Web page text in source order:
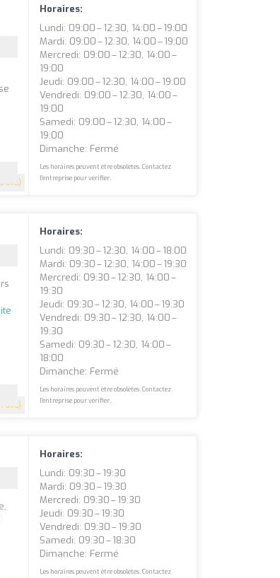
avis)
Horaires:
Lundi: 09:00 – 12:30, 14:00 – 19:00
Mardi: 09:00 – 12:30, 14:00 – 19:00
Mercredi: 09:00 – 12:30, 14:00 –
19:00
Jeudi: 09:00 – 12:30, 14:00 – 19:00
Vendredi: 09:00 – 12:30, 14:00 –
19:00
Samedi: 09:00 – 12:30, 14:00 –
19:00
Dimanche: Fermé
Les horaires peuvent être obsolètes. Contactez
l'entreprise pour vérifier.
avis)
Horaires:
Lundi: 09:30 – 12:30, 14:00 – 18:00
Mardi: 09:30 – 12:30, 14:00 – 19:30
Mercredi: 09:30 – 12:30, 14:00 –
19:30
Jeudi: 09:30 – 12:30, 14:00 – 19:30
Vendredi: 09:30 – 12:30, 14:00 –
19:30
Samedi: 09:30 – 12:30, 14:00 –
18:00
Dimanche: Fermé
Les horaires peuvent être obsolètes. Contactez
l'entreprise pour vérifier.
Horaires:
Lundi: 09:30 – 19:30
Mardi: 09:30 – 19:30
Mercredi: 09:30 – 19:30
Jeudi: 09:30 – 19:30
Vendredi: 09:30 – 19:30
Samedi: 09:30 – 18:30
Dimanche: Fermé
Les horaires peuvent être obsolètes. Contactez